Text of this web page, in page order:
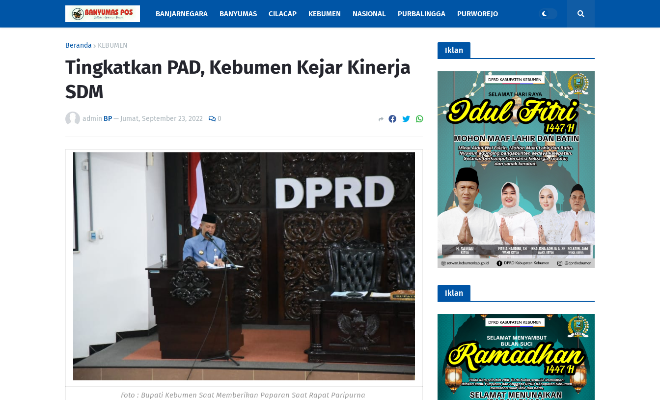
BANJARNEGARA BANYUMAS CILACAP KEBUMEN NASIONAL PURBALINGGA PURWOREJO
Beranda KEBUMEN
Tingkatkan PAD, Kebumen Kejar Kinerja
SDM
admin BP— Jumat, September 23, 2022 0
Foto : Bupati Kebumen Saat Memberikan Paparan Saat Rapat Paripurna
Iklan
Iklan